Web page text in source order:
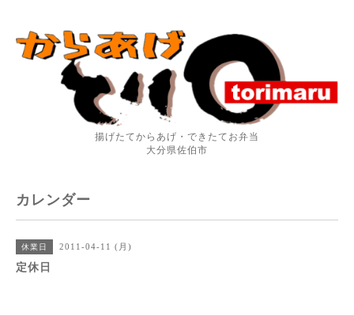
揚げたてからあげ・できたてお弁当
大分県佐伯市
カレンダー
休業日 2011-04-11 (月)
定休日